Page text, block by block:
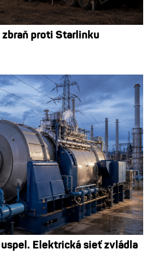
zbraň proti Starlinku
Elektrická sieť zvládla